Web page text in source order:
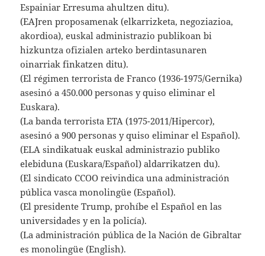
Espainiar Erresuma ahultzen ditu).
(EAJren proposamenak (elkarrizketa, negoziazioa,
akordioa), euskal administrazio publikoan bi
hizkuntza ofizialen arteko berdintasunaren
oinarriak finkatzen ditu).
(El régimen terrorista de Franco (1936-1975/Gernika)
asesinó a 450.000 personas y quiso eliminar el
Euskara).
(La banda terrorista ETA (1975-2011/Hipercor),
asesinó a 900 personas y quiso eliminar el Español).
(ELA sindikatuak euskal administrazio publiko
elebiduna (Euskara/Español) aldarrikatzen du).
(El sindicato CCOO reivindica una administración
pública vasca monolingüe (Español).
(El presidente Trump, prohíbe el Español en las
universidades y en la policía).
(La administración pública de la Nación de Gibraltar
es monolingüe (English).